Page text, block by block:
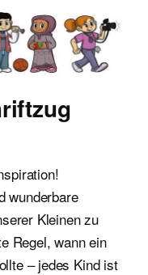
wunderbare
Kleinen zu
Regel, wann ein
– jedes Kind ist